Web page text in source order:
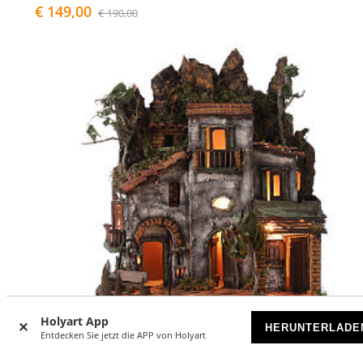
Holyart App
Entdecken Sie jetzt die APP von Holyart
€ 149,00 € 190,00